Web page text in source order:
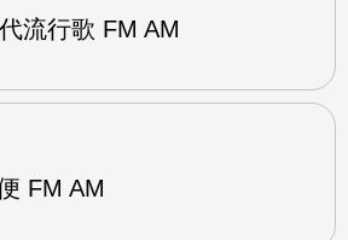
流行歌 FM AM
FM AM